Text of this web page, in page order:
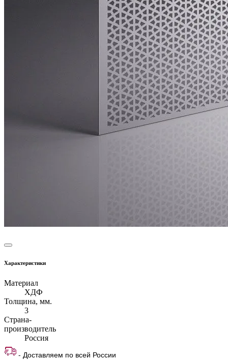
Характеристики
Материал
ХДФ
Толщина, мм.
3
Страна-
производитель
Россия
- Доставляем по всей России